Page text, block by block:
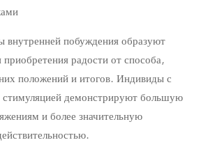
внутренней побуждения образуют
приобретения радости от способа,
положений и итогов. Индивиды с
стимуляцией демонстрируют большую
и более значительную